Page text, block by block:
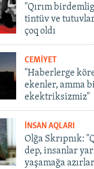
"Qırım
tintüv ve tutuvlar
çoq oldı
CEMİYET
"Haberlerge
ekenler, amma
ekektriksizmiz"
İNSAN AQLARI
Olğa Skrıpnık:
dep, insanlar
yaşamağa